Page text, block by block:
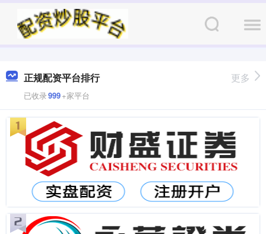
正规配资平台排行
已收录999+家平台
更多